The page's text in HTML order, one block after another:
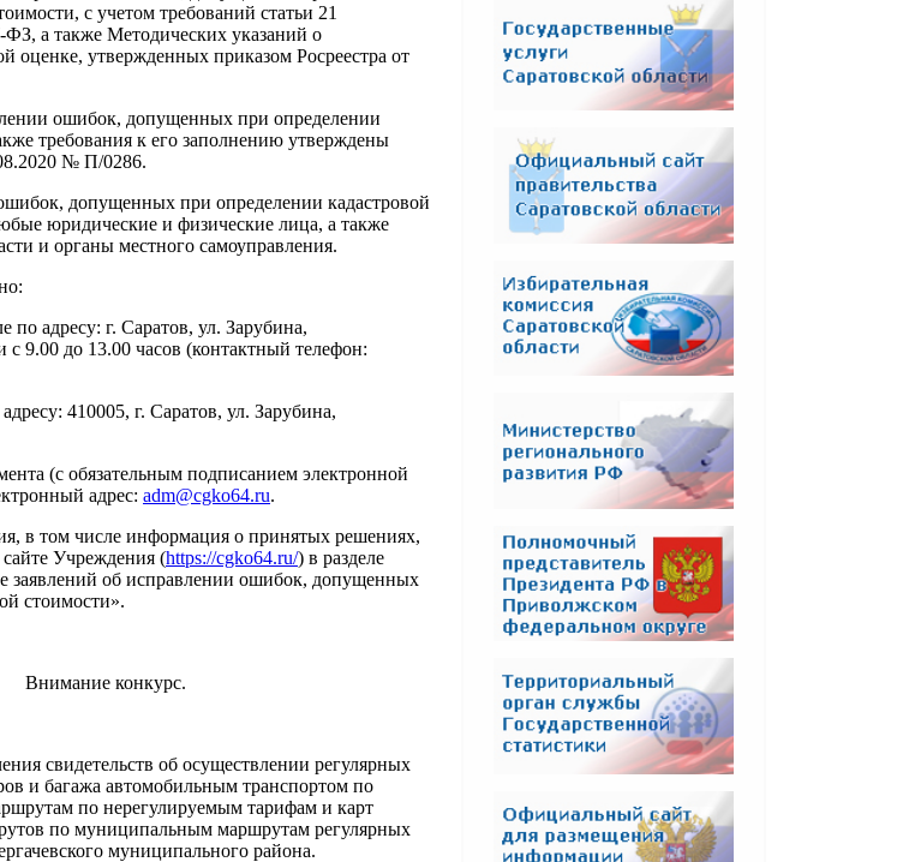
с учетом требований статьи 21
а также Методических указаний о
оценке, утвержденных приказом Росреестра от
ошибок, допущенных при определении
требования к его заполнению утверждены
№ П/0286.
допущенных при определении кадастровой
юридические и физические лица, а также
и органы местного самоуправления.
по адресу: г. Саратов, ул. Зарубина,
с 9.00 до 13.00 часов (контактный телефон:
410005, г. Саратов, ул. Зарубина,
(с обязательным подписанием электронной
адрес: adm@cgko64.ru.
в том числе информация о принятых решениях,
Учреждения (https://cgko64.ru/) в разделе
заявлений об исправлении ошибок, допущенных
стоимости».
Внимание конкурс.
свидетельств об осуществлении регулярных
и багажа автомобильным транспортом по
по нерегулируемым тарифам и карт
по муниципальным маршрутам регулярных
муниципального района.